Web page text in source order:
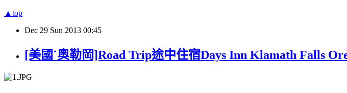
▲top
Dec 29 Sun 2013 00:45
[美國˙奧勒岡]Road Trip途中住宿Days Inn Klamath Falls